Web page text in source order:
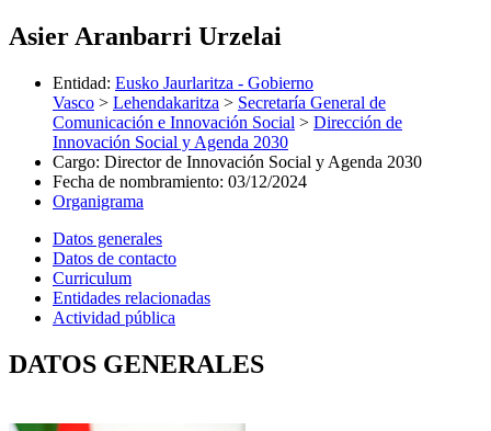
Asier Aranbarri Urzelai
Entidad: Eusko Jaurlaritza - Gobierno
Vasco > Lehendakaritza > Secretaría General de
Comunicación e Innovación Social > Dirección de
Innovación Social y Agenda 2030
Cargo: Director de Innovación Social y Agenda 2030
Fecha de nombramiento: 03/12/2024
Organigrama
Datos generales
Datos de contacto
Curriculum
Entidades relacionadas
Actividad pública
DATOS GENERALES